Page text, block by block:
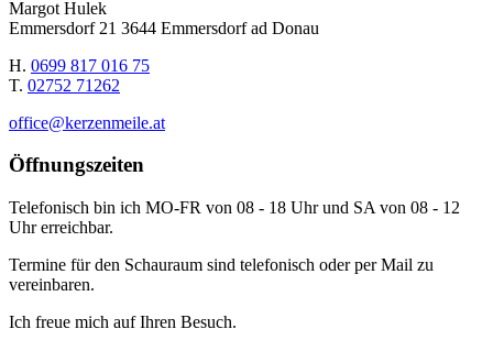
Margot Hulek
Emmersdorf 21 3644 Emmersdorf ad Donau
H. 0699 817 016 75
T. 02752 71262
office@kerzenmeile.at
Öffnungszeiten
Telefonisch bin ich MO-FR von 08 - 18 Uhr und SA von 08 - 12
Uhr erreichbar.
Termine für den Schauraum sind telefonisch oder per Mail zu
vereinbaren.
Ich freue mich auf Ihren Besuch.